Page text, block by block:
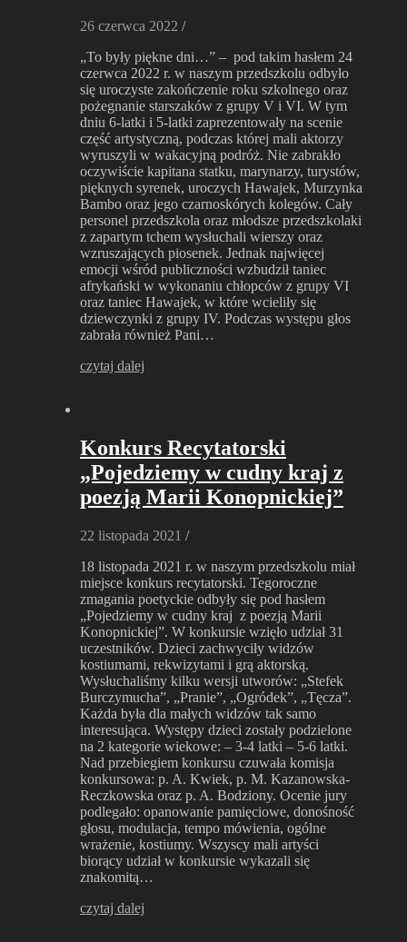
26 czerwca 2022 /
„To były piękne dni…” – pod takim hasłem 24
czerwca 2022 r. w naszym przedszkolu odbyło
się uroczyste zakończenie roku szkolnego oraz
pożegnanie starszaków z grupy V i VI. W tym
dniu 6-latki i 5-latki zaprezentowały na scenie
część artystyczną, podczas której mali aktorzy
wyruszyli w wakacyjną podróż. Nie zabrakło
oczywiście kapitana statku, marynarzy, turystów,
pięknych syrenek, uroczych Hawajek, Murzynka
Bambo oraz jego czarnoskórych kolegów. Cały
personel przedszkola oraz młodsze przedszkolaki
z zapartym tchem wysłuchali wierszy oraz
wzruszających piosenek. Jednak najwięcej
emocji wśród publiczności wzbudził taniec
afrykański w wykonaniu chłopców z grupy VI
oraz taniec Hawajek, w które wcieliły się
dziewczynki z grupy IV. Podczas występu głos
zabrała również Pani…
czytaj dalej
Konkurs Recytatorski
„Pojedziemy w cudny kraj z
poezją Marii Konopnickiej”
22 listopada 2021 /
18 listopada 2021 r. w naszym przedszkolu miał
miejsce konkurs recytatorski. Tegoroczne
zmagania poetyckie odbyły się pod hasłem
„Pojedziemy w cudny kraj z poezją Marii
Konopnickiej”. W konkursie wzięło udział 31
uczestników. Dzieci zachwyciły widzów
kostiumami, rekwizytami i grą aktorską.
Wysłuchaliśmy kilku wersji utworów: „Stefek
Burczymucha”, „Pranie”, „Ogródek”, „Tęcza”.
Każda była dla małych widzów tak samo
interesująca. Występy dzieci zostały podzielone
na 2 kategorie wiekowe: – 3-4 latki – 5-6 latki.
Nad przebiegiem konkursu czuwała komisja
konkursowa: p. A. Kwiek, p. M. Kazanowska-
Reczkowska oraz p. A. Bodziony. Ocenie jury
podlegało: opanowanie pamięciowe, donośność
głosu, modulacja, tempo mówienia, ogólne
wrażenie, kostiumy. Wszyscy mali artyści
biorący udział w konkursie wykazali się
znakomitą…
czytaj dalej